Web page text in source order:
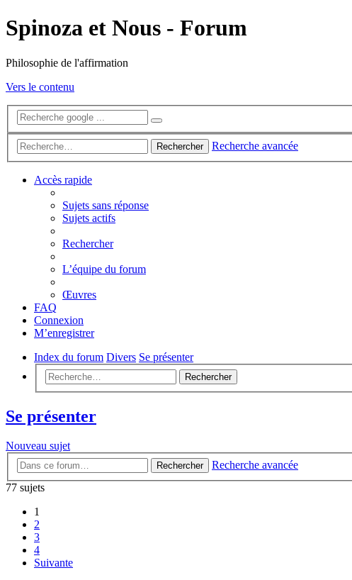
Spinoza et Nous - Forum
Philosophie de l'affirmation
Vers le contenu
Rechercher Recherche avancée
Accès rapide
Sujets sans réponse
Sujets actifs
Rechercher
L’équipe du forum
Œuvres
FAQ
Connexion
M’enregistrer
Index du forum Divers Se présenter
Rechercher
Se présenter
Nouveau sujet
Rechercher
Recherche avancée
77 sujets
1
2
3
4
Suivante